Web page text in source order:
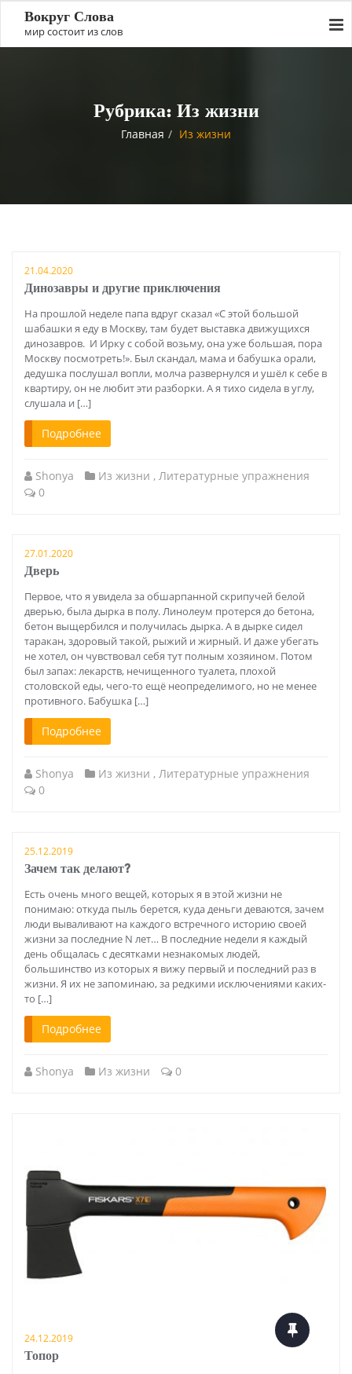
Вокруг Слова
мир состоит из слов
Рубрика: Из жизни
Главная Из жизни
21.04.2020
Динозавры и другие приключения
На прошлой неделе папа вдруг сказал «С этой большой
шабашки я еду в Москву, там будет выставка движущихся
динозавров. И Ирку с собой возьму, она уже большая, пора
Москву посмотреть!». Был скандал, мама и бабушка орали,
дедушка послушал вопли, молча развернулся и ушёл к себе в
квартиру, он не любит эти разборки. А я тихо сидела в углу,
слушала и […]
Подробнее
Shonya Из жизни , Литературные упражнения
0
27.01.2020
Дверь
Первое, что я увидела за обшарпанной скрипучей белой
дверью, была дырка в полу. Линолеум протерся до бетона,
бетон выщербился и получилась дырка. А в дырке сидел
таракан, здоровый такой, рыжий и жирный. И даже убегать
не хотел, он чувствовал себя тут полным хозяином. Потом
был запах: лекарств, нечищенного туалета, плохой
столовской еды, чего-то ещё неопределимого, но не менее
противного. Бабушка […]
Подробнее
Shonya Из жизни , Литературные упражнения
0
25.12.2019
Зачем так делают?
Есть очень много вещей, которых я в этой жизни не
понимаю: откуда пыль берется, куда деньги деваются, зачем
люди вываливают на каждого встречного историю своей
жизни за последние N лет… В последние недели я каждый
день общалась с десятками незнакомых людей,
большинство из которых я вижу первый и последний раз в
жизни. Я их не запоминаю, за редкими исключениями каких-
то […]
Подробнее
Shonya Из жизни 0
24.12.2019
Топор